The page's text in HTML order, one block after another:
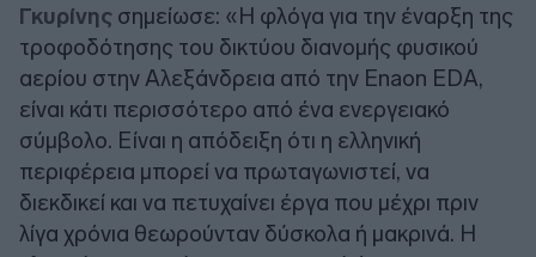
Γκυρίνης σημείωσε: «Η φλόγα για την έναρξη της
τροφοδότησης του δικτύου διανομής φυσικού
αερίου στην Αλεξάνδρεια από την Enaon EDA,
είναι κάτι περισσότερο από ένα ενεργειακό
σύμβολο. Είναι η απόδειξη ότι η ελληνική
περιφέρεια μπορεί να πρωταγωνιστεί, να
διεκδικεί και να πετυχαίνει έργα που μέχρι πριν
λίγα χρόνια θεωρούνταν δύσκολα ή μακρινά. Η